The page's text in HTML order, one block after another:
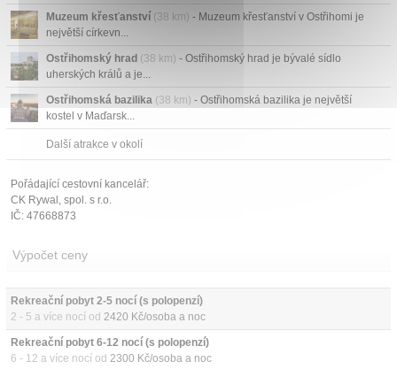
Muzeum křesťanství (38 km) - Muzeum křesťanství v Ostřihomi je
největší církevn...
Ostřihomský hrad (38 km) - Ostřihomský hrad je bývalé sídlo
uherských králů a je...
Ostřihomská bazilika (38 km) - Ostřihomská bazilika je největší
kostel v Maďarsk...
Další atrakce v okolí
Pořádající cestovní kancelář:
CK Rywal, spol. s r.o.
IČ: 47668873
Výpočet ceny
Rekreační pobyt 2-5 nocí (s polopenzí)
2 - 5 a více nocí od 2420 Kč/osoba a noc
Rekreační pobyt 6-12 nocí (s polopenzí)
6 - 12 a více nocí od 2300 Kč/osoba a noc